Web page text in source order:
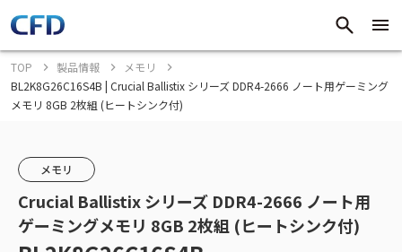
TOP 製品情報
メモリ
BL2K8G26C16S4B | Crucial Ballistix シリーズ DDR4-2666 ノート用ゲーミング
メモリ 8GB 2枚組 (ヒートシンク付)
メモリ
Crucial Ballistix シリーズ DDR4-2666 ノート用
ゲーミングメモリ 8GB 2枚組 (ヒートシンク付)